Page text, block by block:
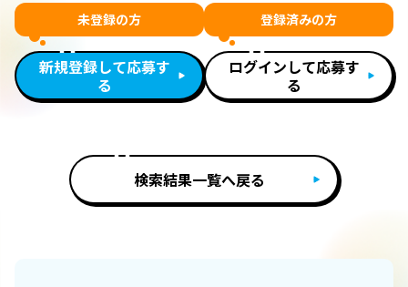
未登録の方
新規登録して応募す
る
登録済みの方
ログインして応募す
る
検索結果一覧へ戻る